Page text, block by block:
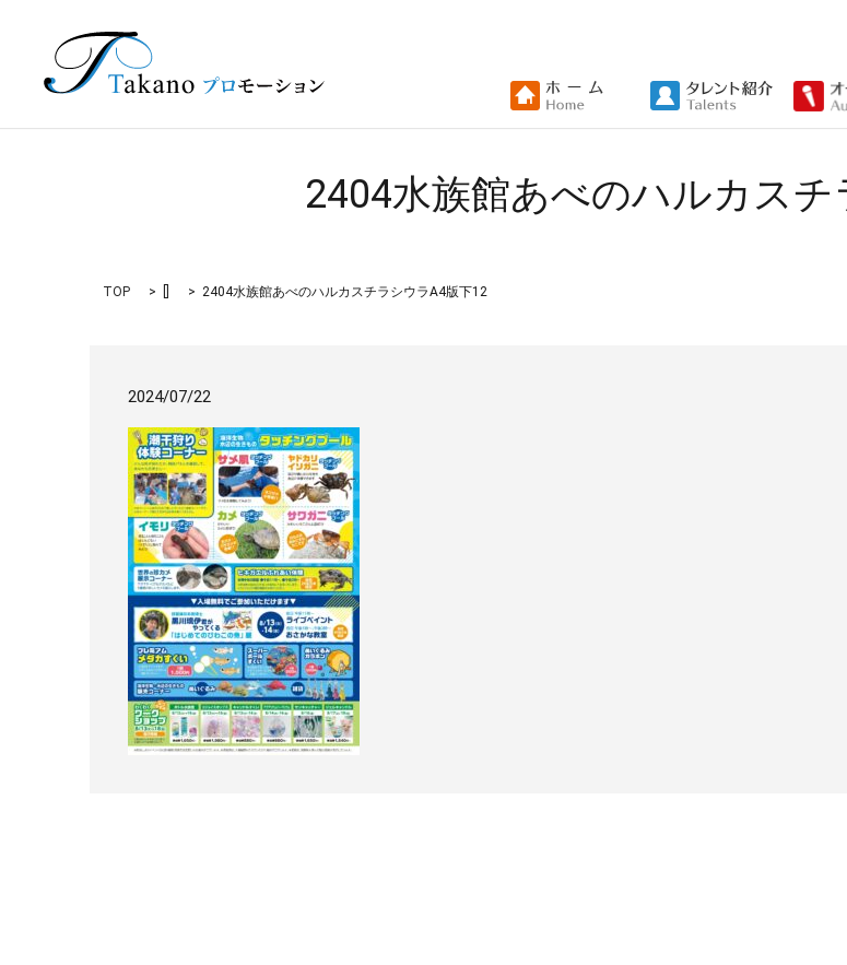
2404水族館あべのハルカス
TOP 2404水族館あべのハルカスチラシウラA4版下12
2024/07/22